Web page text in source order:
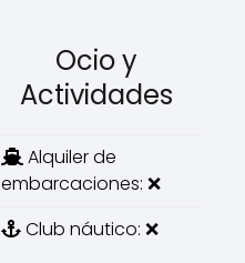
Ocio y
Actividades
Alquiler de
embarcaciones: ❌
Club náutico: ❌